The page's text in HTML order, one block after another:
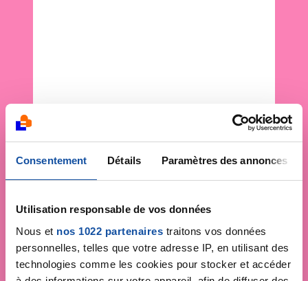
Consentement Détails Paramètres des annonces
Utilisation responsable de vos données
Nous et nos 1022 partenaires traitons vos données
personnelles, telles que votre adresse IP, en utilisant des
technologies comme les cookies pour stocker et accéder